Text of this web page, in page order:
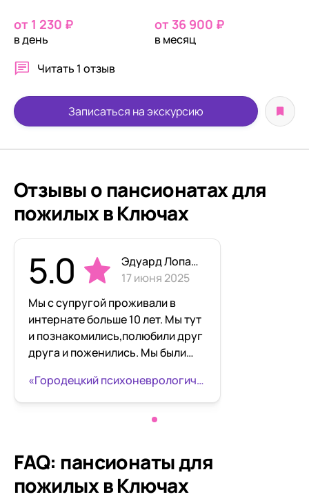
от 1 230 ₽
в день
от 36 900 ₽
в месяц
Читать 1 отзыв
Записаться на экскурсию
Отзывы о пансионатах для
пожилых в Ключах
5.0
Эдуард Лопашов
17 июня 2025
Мы с супругой проживали в
интернате больше 10 лет. Мы тут
и познакомились,полюбили друг
друга и поженились. Мы были
поддержало. В учреждении
очень хорошие условия, есть все
необходимое для комфортной
душой относятся к
проживающим в интернате
людям. Мы здесь многому
«Городецкий психоневрологический интернат» ул. Речников
FAQ: пансионаты для
пожилых в Ключах